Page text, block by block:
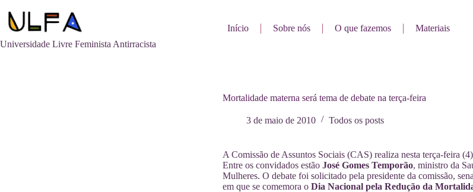
para
Universidade Livre Feminista Antirracista
Início Sobre nós O que fazemos Materiais
Mortalidade materna será tema de debate na terça-feira
3 de maio de 2010 Todos os posts
A Comissão de Assuntos Sociais (CAS) realiza nesta terça-feira
Entre os convidados estão José Gomes Temporão, ministro da
Mulheres. O debate foi solicitado pela presidente da comissão,
em que se comemora o Dia Nacional pela Redução da